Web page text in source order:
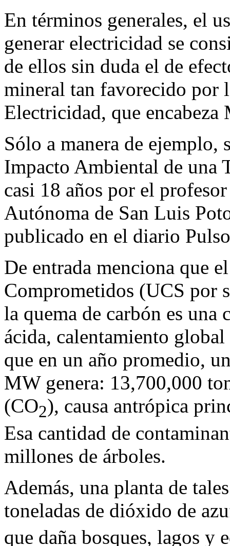
En términos generales, el
generar electricidad se
de ellos sin duda el de
mineral tan favorecido por
Electricidad, que
Sólo a manera de ejemplo,
Impacto Ambiental de una
casi 18 años por el
Autónoma de San Luis
publicado en el diario
De entrada menciona que
Comprometidos (UCS por
la quema de carbón es
ácida, calentamiento
que en un año promedio,
MW genera: 13,700,000
(CO2), causa antrópica
Esa cantidad de
millones de árboles.
Además, una planta de
toneladas de dióxido de
que daña bosques, lagos y